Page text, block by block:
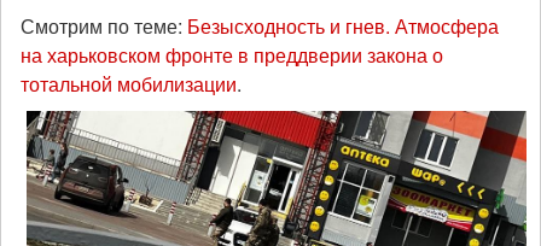
Смотрим по теме: Безысходность и гнев. Атмосфера
на харьковском фронте в преддверии закона о
тотальной мобилизации.